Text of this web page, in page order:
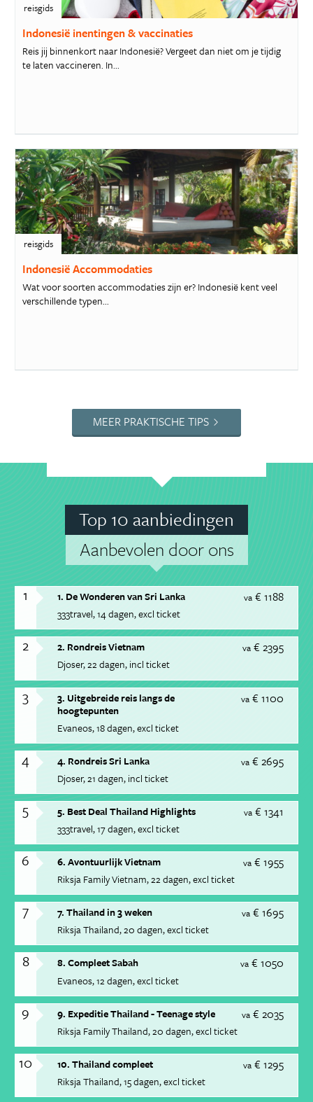
reisgids
Indonesië inentingen & vaccinaties
Reis jij binnenkort naar Indonesië? Vergeet dan niet om je tijdig
te laten vaccineren. In...
reisgids
Indonesië Accommodaties
Wat voor soorten accommodaties zijn er? Indonesië kent veel
verschillende typen...
MEER PRAKTISCHE TIPS
Top 10 aanbiedingen
Aanbevolen door ons
1 va € 1188
1. De Wonderen van Sri Lanka
333travel 14 dagen excl ticket
2 va € 2395
2. Rondreis Vietnam
Djoser 22 dagen incl ticket
3 va € 1100
3. Uitgebreide reis langs de
hoogtepunten
Evaneos 18 dagen excl ticket
4 va € 2695
4. Rondreis Sri Lanka
Djoser 21 dagen incl ticket
5 va € 1341
5. Best Deal Thailand Highlights
333travel 17 dagen excl ticket
6 va € 1955
6. Avontuurlijk Vietnam
Riksja Family Vietnam 22 dagen excl ticket
7 va € 1695
7. Thailand in 3 weken
Riksja Thailand 20 dagen excl ticket
8 va € 1050
8. Compleet Sabah
Evaneos 12 dagen excl ticket
9 va € 2035
9. Expeditie Thailand - Teenage style
Riksja Family Thailand 20 dagen excl ticket
10 va € 1295
10. Thailand compleet
Riksja Thailand 15 dagen excl ticket